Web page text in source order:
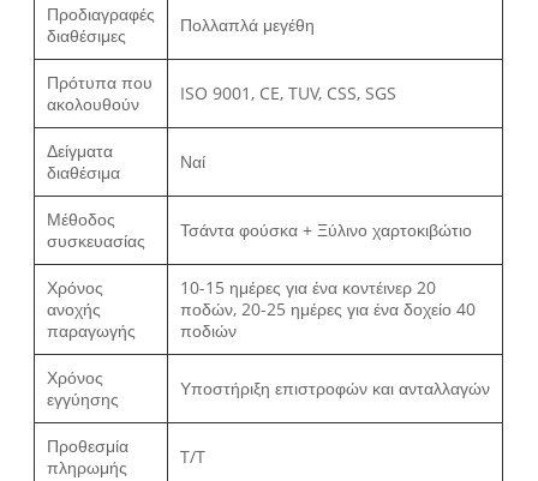
Προδιαγραφές
διαθέσιμες
Πολλαπλά μεγέθη
Πρότυπα που
ακολουθούν
ISO 9001, CE, TUV, CSS, SGS
Δείγματα
διαθέσιμα
Ναί
Μέθοδος
συσκευασίας
Τσάντα φούσκα + Ξύλινο χαρτοκιβώτιο
Χρόνος
ανοχής
παραγωγής
10-15 ημέρες για ένα κοντέινερ 20
ποδών, 20-25 ημέρες για ένα δοχείο 40
ποδιών
Χρόνος
εγγύησης
Υποστήριξη επιστροφών και ανταλλαγών
Προθεσμία
πληρωμής
T/T